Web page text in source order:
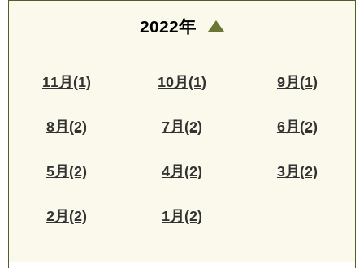
2022年
11月(1) 10月(1) 9月(1)
8月(2) 7月(2) 6月(2)
5月(2) 4月(2) 3月(2)
2月(2) 1月(2)